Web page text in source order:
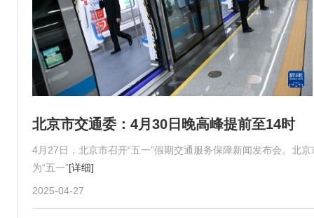
北京市交通委：4月30日晚高峰提前至14时
4月27日，北京市召开“五一”假期交通服务保障新闻发布会。北
为“五一”[详细]
2025-04-27